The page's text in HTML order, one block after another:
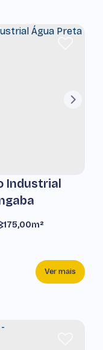
Industrial
175,00m²
Ver mais